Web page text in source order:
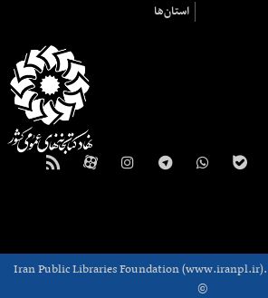
استان‌ها
Iran Public Libraries Foundation
©